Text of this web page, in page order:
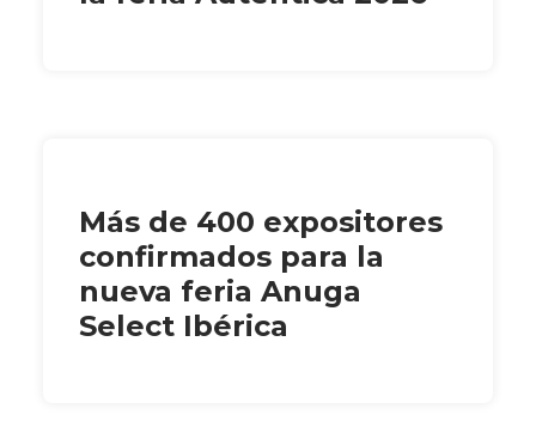
Más de 400 expositores
confirmados para la
nueva feria Anuga
Select Ibérica